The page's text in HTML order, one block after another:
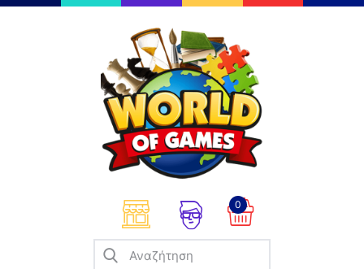
0
Επιτραπέζια
Παζλ
Παιχνίδια Καρτών
Σπαζοκεφαλιές
Κατασκευές
Καλλιτεχνικά
Μοντελισμός